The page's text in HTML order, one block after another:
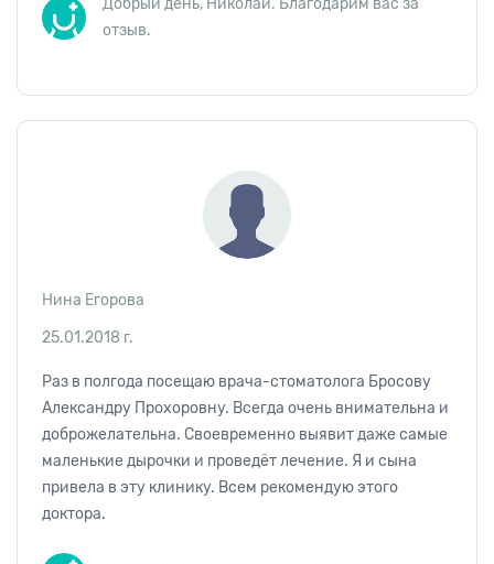
Добрый день, Николай. Благодарим вас за
отзыв.
Нина Егорова
25.01.2018 г.
Раз в полгода посещаю врача-стоматолога Бросову
Александру Прохоровну. Всегда очень внимательна и
доброжелательна. Своевременно выявит даже самые
маленькие дырочки и проведёт лечение. Я и сына
привела в эту клинику. Всем рекомендую этого
доктора.